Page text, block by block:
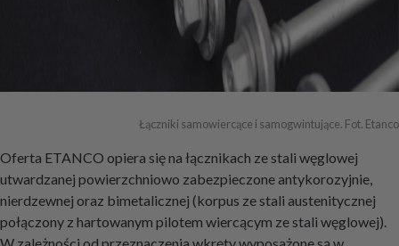
Łączniki samowiercące i samogwintujące. Fot. Etanco
Oferta ETANCO opiera się na łącznikach ze stali węglowej
utwardzanej powierzchniowo zabezpieczone antykorozyjnie,
nierdzewnej oraz bimetalicznej (korpus ze stali austenitycznej
połączony z hartowanym pilotem wiercącym ze stali węglowej).